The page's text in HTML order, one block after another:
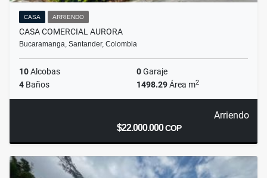
CASA ARRIENDO
CASA COMERCIAL AURORA
Bucaramanga, Santander, Colombia
10Alcobas 0Garaje
4 Baños 1498.29Área m2
Arriendo
$22.000.000COP